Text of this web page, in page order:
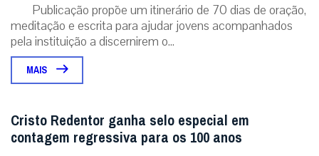
Publicação propõe um itinerário de 70 dias de oração,
meditação e escrita para ajudar jovens acompanhados
pela instituição a discernirem o...
MAIS
Cristo Redentor ganha selo especial em
contagem regressiva para os 100 anos